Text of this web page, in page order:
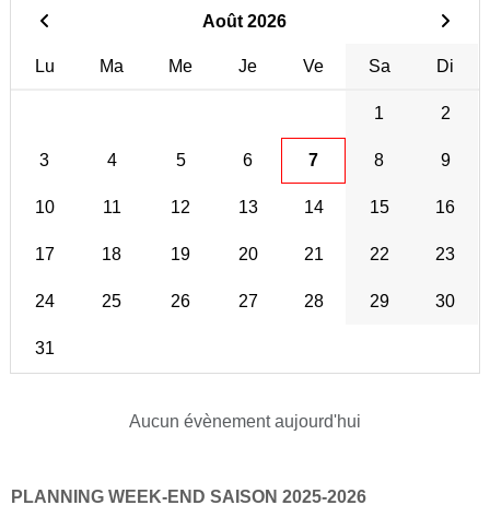
Août 2026
Lu Ma Me Je Ve Sa Di
1 2
3 4 5 6 7 8 9
10 11 12 13 14 15 16
17 18 19 20 21 22 23
24 25 26 27 28 29 30
31
Aucun évènement aujourd'hui
PLANNING WEEK-END SAISON 2025-2026